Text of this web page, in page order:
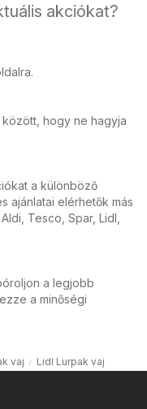
akciókat?
hogy ne hagyja
a különböző
ajánlatai elérhetők más
Tesco, Spar, Lidl,
a legjobb
a minőségi
vaj Lidl Lurpak vaj